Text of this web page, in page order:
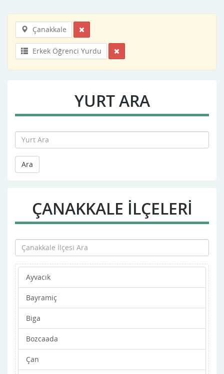
Çanakkale
Erkek Öğrenci Yurdu
YURT ARA
Ara
ÇANAKKALE İLÇELERİ
Ayvacık
Bayramiç
Biga
Bozcaada
Çan